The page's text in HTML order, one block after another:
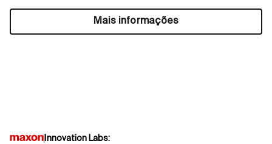
Mais informações
Innovation Labs: